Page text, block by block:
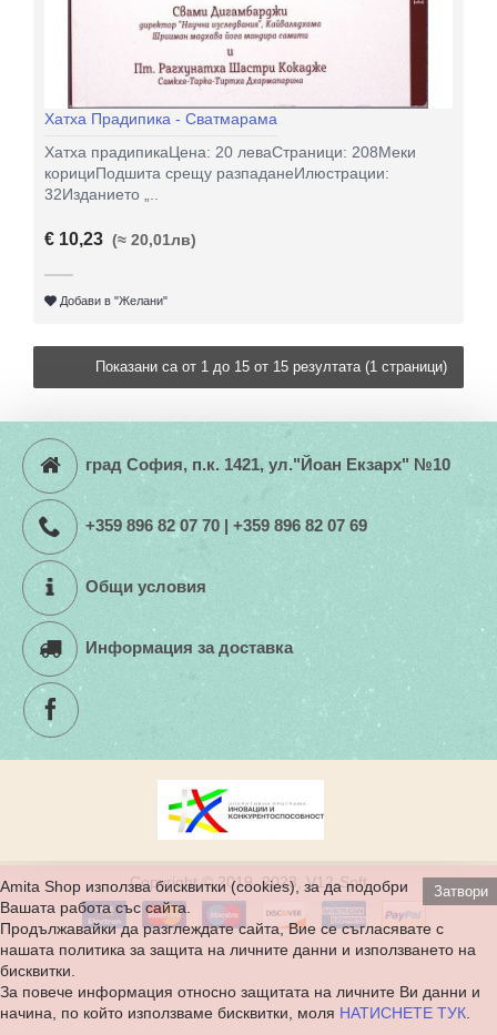
Хатха Прадипика - Сватмарама
Хатха прадипикаЦена: 20 леваСтраници: 208Меки
корициПодшита срещу разпаданеИлюстрации:
32Изданието „..
€ 10,23 (≈ 20,01лв)
Добави в "Желани"
Показани са от 1 до 15 от 15 резултата (1 страници)
град София, п.к. 1421, ул."Йоан Екзарх" №10
+359 896 82 07 70 | +359 896 82 07 69
Общи условия
Информация за доставка
Copyright © 2019, 2023, V12-Soft
Затвори
Amita Shop използва бисквитки (cookies), за да подобри
Вашата работа със сайта.
Продължавайки да разглеждате сайта, Вие се съгласявате с
нашата политика за защита на личните данни и използването на
бисквитки.
За повече информация относно защитата на личните Ви данни и
начина, по който използваме бисквитки, моля НАТИСНЕТЕ ТУК